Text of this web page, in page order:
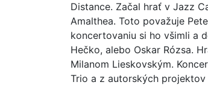
Distance. Začal hrať v Jazz
Amalthea. Toto považuje
koncertovaniu si ho všimli a
Hečko, alebo Oskar Rózsa.
Milanom Lieskovským.
Trio a z autorských